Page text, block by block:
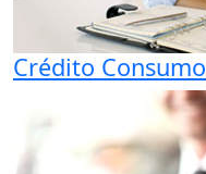
Crédito Consumo